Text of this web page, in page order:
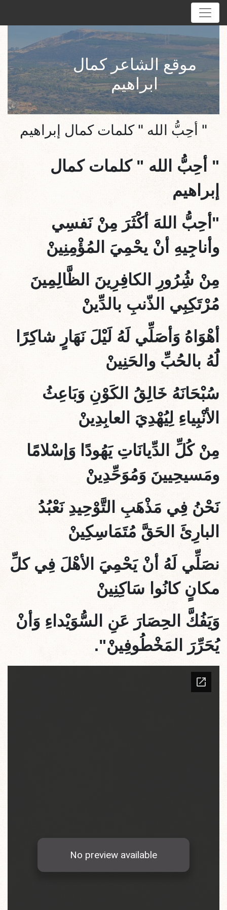
موقع الشاعر كمال
ابراهيم
" أحِبُّ الله " كلمات كمال إبراهيم
" أحِبُّ الله " كلمات كمال
إبراهيم
"أحِبُّ الله َ أكْثَرَ مِنْ نَفسِي
وأناجِيهِ أنْ يحْمِيَ المُؤْمِنِينْ
مِنْ شُِرُورِ الكافِرِينَ الظَّالِمِينَ
مُرْتَكِبِي الذّنبِ بالدِّينْ
أهْوَاهُ وَأصَلِّي لَهُ لَيْلَ نَهَارٍ شاكِرًا
لََُهُ بالحُبِّ والحَنِينْ
سُبْحَانَهُ خَالِقُ الكَوْنِ وَبَاعِثُ
الأنْبِياءِ لِيُهْدِيَ العابِدِينْ
مِنْ كُلِّ الدِّيانَاتِ يَهُودًا وَإسْلامًا
ومَسيحِيينَ وَمُوَحِّدِينْ
نَحْنُ فِي مَذْهَبِ التَّوْحِيدِ نَعْبُدُ
البارِئَ الحَقَّ مُتَمَاسِكِينْ
نصَلِّي لَهُ أنْ يَحْمِيَ الأهْلَ فِي كلِّ
مكانٍ كانُوا سَاكِنِينْ
وَيَفُكَّ الحِصَارَ عَنِ السُّوَيْداءِ وَأنْ
يُحَرِّرَ المَخْطُوفِينْ".